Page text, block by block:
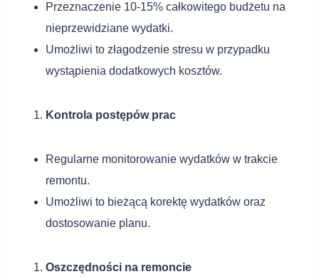
Przeznaczenie 10-15% całkowitego budżetu na
nieprzewidziane wydatki.
Umożliwi to złagodzenie stresu w przypadku
wystąpienia dodatkowych kosztów.
Kontrola postępów prac
Regularne monitorowanie wydatków w trakcie
remontu.
Umożliwi to bieżącą korektę wydatków oraz
dostosowanie planu.
Oszczędności na remoncie